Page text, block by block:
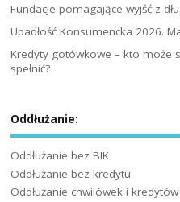
Fundacje pomagające wyjść z
Upadłość Konsumencka 2026.
Kredyty gotówkowe – kto może
spełnić?
Oddłużanie:
Oddłużanie bez BIK
Oddłużanie bez kredytu
Oddłużanie chwilówek i kredytów